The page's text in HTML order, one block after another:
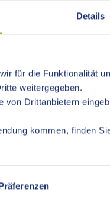
Details
für die Funktionalität
weitergegeben.
von Drittanbietern
kommen, finden
Ihnen
und Jugendlichen
Medien